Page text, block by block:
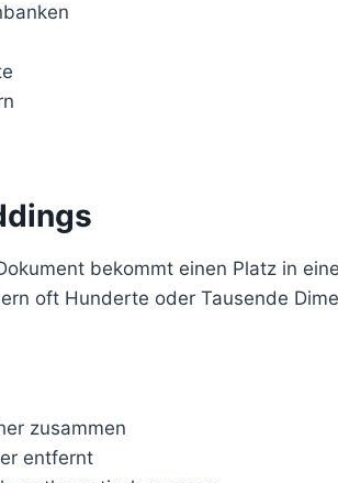
bekommt einen Platz in
oft Hunderte oder Tausende
zusammen
entfernt